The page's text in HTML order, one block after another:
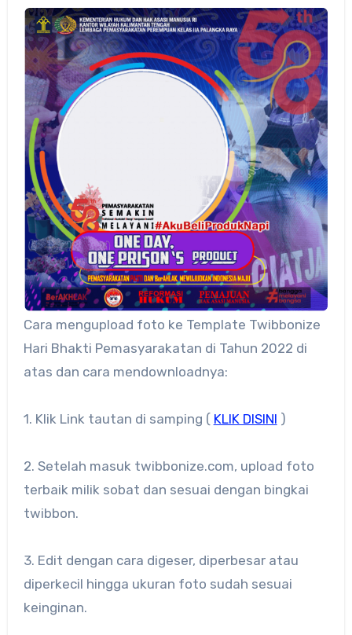
Cara mengupload foto ke Template Twibbonize
Hari Bhakti Pemasyarakatan di Tahun 2022 di
atas dan cara mendownloadnya:
1. Klik Link tautan di samping ( KLIK DISINI )
2. Setelah masuk twibbonize.com, upload foto
terbaik milik sobat dan sesuai dengan bingkai
twibbon.
3. Edit dengan cara digeser, diperbesar atau
diperkecil hingga ukuran foto sudah sesuai
keinginan.